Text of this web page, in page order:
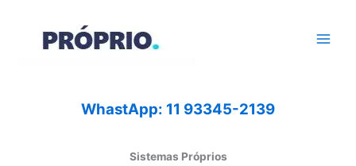
WhastApp: 11 93345-2139
Sistemas Próprios